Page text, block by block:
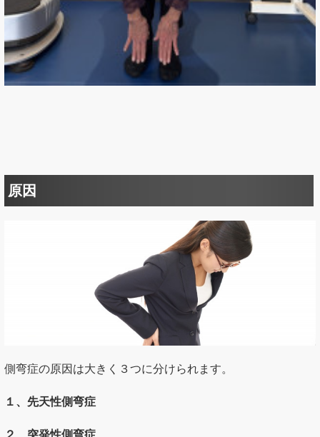
原因
側弯症の原因は大きく３つに分けられます。
１、先天性側弯症